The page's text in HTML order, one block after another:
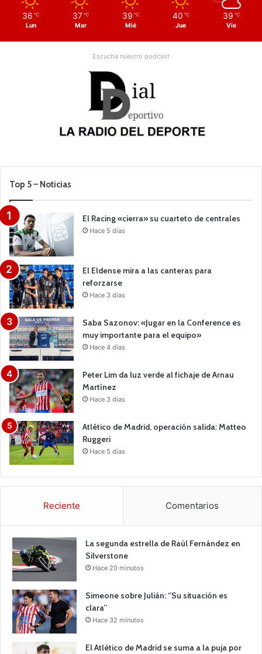
36 ℃
Lun
37 ℃
Mar
39 ℃
Mié
40 ℃
Jue
39 ℃
Vie
Escucha nuestro podcast
Top 5 – Noticias
El Racing «cierra» su cuarteto de centrales
Hace 5 días
El Eldense mira a las canteras para
reforzarse
Hace 3 días
Saba Sazonov: «Jugar en la Conference es
muy importante para el equipo»
Hace 4 días
Peter Lim da luz verde al fichaje de Arnau
Martínez
Hace 3 días
Atlético de Madrid, operación salida: Matteo
Ruggeri
Hace 5 días
Reciente Comentarios
La segunda estrella de Raúl Fernández en
Silverstone
Hace 20 minutos
Simeone sobre Julián: ‘’Su situación es
clara’’
Hace 32 minutos
El Atlético de Madrid se suma a la puja por